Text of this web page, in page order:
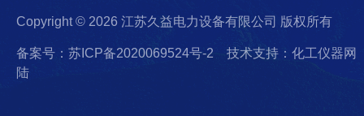
Copyright © 2026 江苏久益电力设备有限公司 版权所有
备案号：苏ICP备2020069524号-2
技术支持：化工仪器网
陆